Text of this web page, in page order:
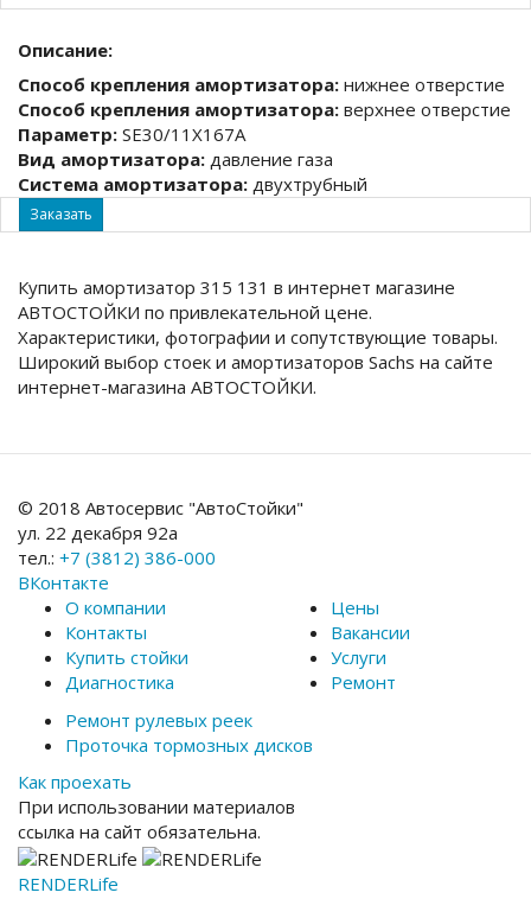
Описание:
Способ крепления амортизатора: нижнее отверстие
Способ крепления амортизатора: верхнее отверстие
Параметр: SE30/11X167A
Вид амортизатора: давление газа
Система амортизатора: двухтрубный
Заказать
Купить амортизатор 315 131 в интернет магазине
АВТОСТОЙКИ по привлекательной цене.
Характеристики, фотографии и сопутствующие товары.
Широкий выбор стоек и амортизаторов Sachs на сайте
интернет-магазина АВТОСТОЙКИ.
© 2018 Автосервис "АвтоСтойки"
ул. 22 декабря 92а
тел.: +7 (3812) 386-000
ВКонтакте
О компании
Контакты
Купить стойки
Диагностика
Цены
Вакансии
Услуги
Ремонт
Ремонт рулевых реек
Проточка тормозных дисков
Как проехать
При использовании материалов
ссылка на сайт обязательна.
RENDERLife